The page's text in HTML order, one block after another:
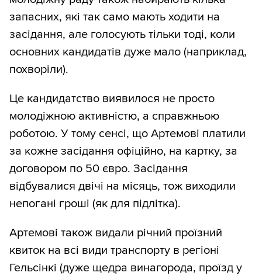
запасних, які так само мають ходити на
засідання, але голосують тільки тоді, коли
основних кандидатів дуже мало (наприклад,
похворіли).
Це кандидатство виявилося не просто
молодіжною активністю, а справжньою
роботою. У тому сенсі, що Артемові платили
за кожне засідання офіційно, на картку, за
договором по 50 євро. Засідання
відбувалися двічі на місяць, тож виходили
непогані гроші (як для підлітка).
Артемові також видали річний проїзний
квиток на всі види транспорту в регіоні
Гельсінкі (дуже щедра винагорода, проїзд у